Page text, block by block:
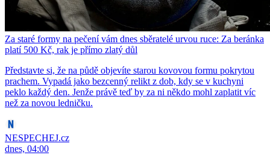
Za staré formy na pečení vám dnes sběratelé urvou ruce: Za beránka
platí 500 Kč, rak je přímo zlatý důl
Představte si, že na půdě objevíte starou kovovou formu pokrytou
prachem. Vypadá jako bezcenný relikt z dob, kdy se v kuchyni
peklo každý den. Jenže právě teď by za ni někdo mohl zaplatit víc
než za novou ledničku.
NESPECHEJ.cz
dnes, 04:00